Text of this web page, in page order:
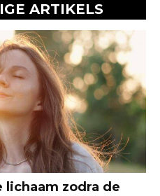
ARTIKELS
zodra de